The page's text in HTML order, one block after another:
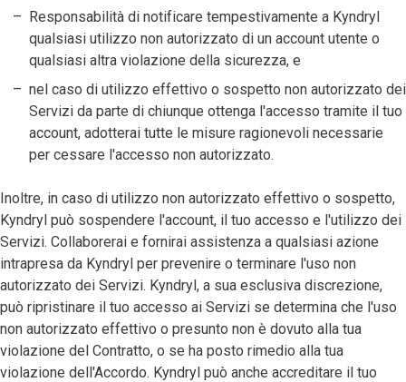
Responsabilità di notificare tempestivamente a Kyndryl
qualsiasi utilizzo non autorizzato di un account utente o
qualsiasi altra violazione della sicurezza, e
nel caso di utilizzo effettivo o sospetto non autorizzato dei
Servizi da parte di chiunque ottenga l'accesso tramite il tuo
account, adotterai tutte le misure ragionevoli necessarie
per cessare l'accesso non autorizzato.
Inoltre, in caso di utilizzo non autorizzato effettivo o sospetto,
Kyndryl può sospendere l'account, il tuo accesso e l'utilizzo dei
Servizi. Collaborerai e fornirai assistenza a qualsiasi azione
intrapresa da Kyndryl per prevenire o terminare l'uso non
autorizzato dei Servizi. Kyndryl, a sua esclusiva discrezione,
può ripristinare il tuo accesso ai Servizi se determina che l'uso
non autorizzato effettivo o presunto non è dovuto alla tua
violazione del Contratto, o se ha posto rimedio alla tua
violazione dell'Accordo. Kyndryl può anche accreditare il tuo